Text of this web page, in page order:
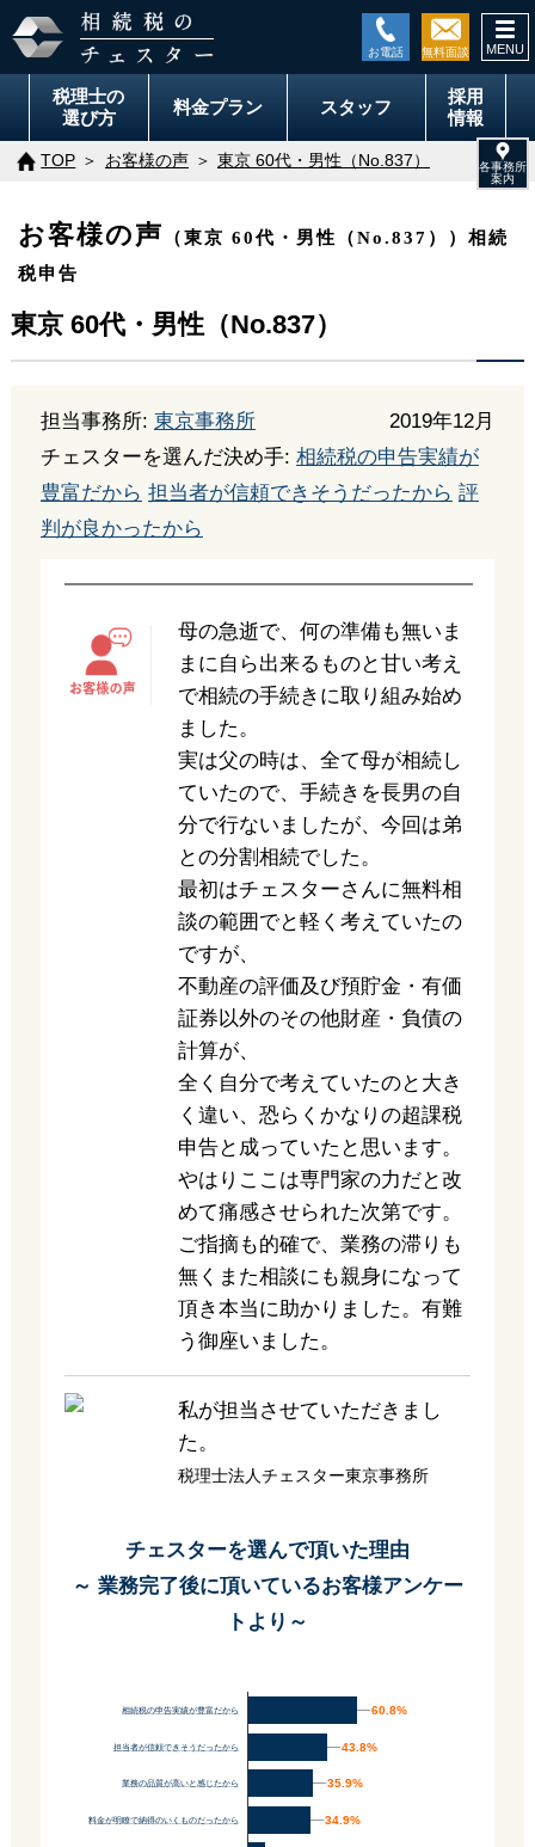
税理士の
選び方
料金プラン スタッフ
採用
情報
TOP お客様の声 東京 60代・男性（No.837）
お客様の声
（東京 60代・男性（No.837））相続
税申告
東京 60代・男性（No.837）
担当事務所: 東京事務所
2019年12月
チェスターを選んだ決め手: 相続税の申告実績が
豊富だから 担当者が信頼できそうだったから 評
判が良かったから
母の急逝で、何の準備も無いま
まに自ら出来るものと甘い考え
で相続の手続きに取り組み始め
ました。
実は父の時は、全て母が相続し
ていたので、手続きを長男の自
分で行ないましたが、今回は弟
との分割相続でした。
最初はチェスターさんに無料相
談の範囲でと軽く考えていたの
ですが、
不動産の評価及び預貯金・有価
証券以外のその他財産・負債の
計算が、
全く自分で考えていたのと大き
く違い、恐らくかなりの超課税
申告と成っていたと思います。
やはりここは専門家の力だと改
めて痛感させられた次第です。
ご指摘も的確で、業務の滞りも
無くまた相談にも親身になって
頂き本当に助かりました。有難
う御座いました。
私が担当させていただきまし
た。
税理士法人チェスター東京事務所
チェスターを選んで頂いた理由
～ 業務完了後に頂いているお客様アンケー
トより～
相続税の申告実績が豊富だから
担当者が信頼できそうだったから
業務の品質が高いと感じたから
料金が明瞭で納得のいくものだったから
60.8%
60.8%
43.8%
43.8%
35.9%
35.9%
34.9%
34.9%